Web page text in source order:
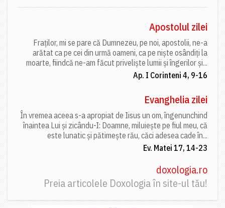
Apostolul zilei
Fraților, mi se pare că Dumnezeu, pe noi, apostolii, ne-a
arătat ca pe cei din urmă oameni, ca pe niște osândiți la
moarte, fiindcă ne-am făcut priveliște lumii și îngerilor și...
Ap. I Corinteni 4, 9-16
Evanghelia zilei
În vremea aceea s-a apropiat de Iisus un om, îngenunchind
înaintea Lui și zicându-I: Doamne, miluiește pe fiul meu, că
este lunatic și pătimește rău, căci adesea cade în...
Ev. Matei 17, 14-23
doxologia.ro
Preia articolele Doxologia în site-ul tău!